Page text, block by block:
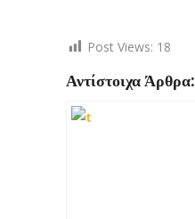
Post Views: 18
Αντίστοιχα Άρθρα: